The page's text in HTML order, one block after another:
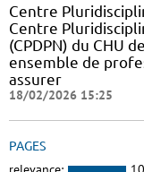
Centre
Centre
(CPDPN) du CHU
ensemble de
assurer
18/02/2026 15:25
PAGES